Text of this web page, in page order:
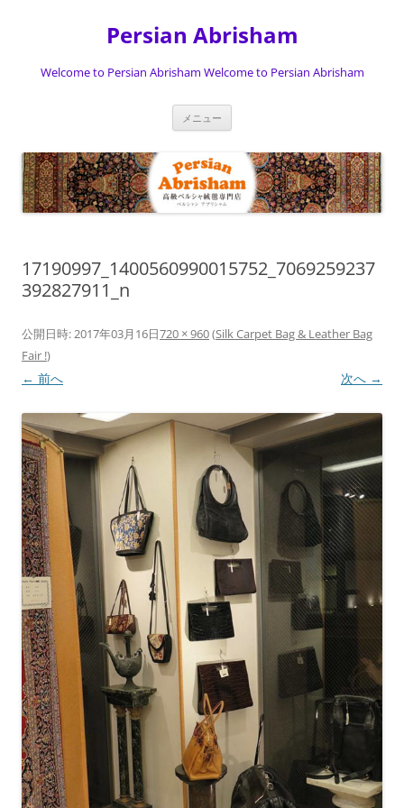
Persian Abrisham
Welcome to Persian Abrisham Welcome to Persian Abrisham
メニュー
ス
キ
ッ
17190997_1400560990015752_7069259237
392827911_n
公開日時:2017年03月16日720 × 960(Silk Carpet Bag & Leather Bag
Fair !)
← 前へ 次へ →